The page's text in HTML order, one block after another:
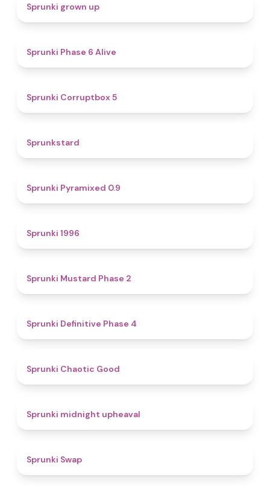
Sprunki grown up
Sprunki Phase 6 Alive
Sprunki Corruptbox 5
Sprunkstard
Sprunki Pyramixed 0.9
Sprunki 1996
Sprunki Mustard Phase 2
Sprunki Definitive Phase 4
Sprunki Chaotic Good
Sprunki midnight upheaval
Sprunki Swap